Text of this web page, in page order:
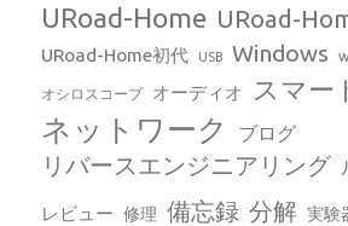
URoad-Home URoad-
URoad-Home初代 USB Windows
オシロスコープ オーディオ スマー
ネットワーク ブログ
リバースエンジニアリング
レビュー 修理 備忘録 分解 実験